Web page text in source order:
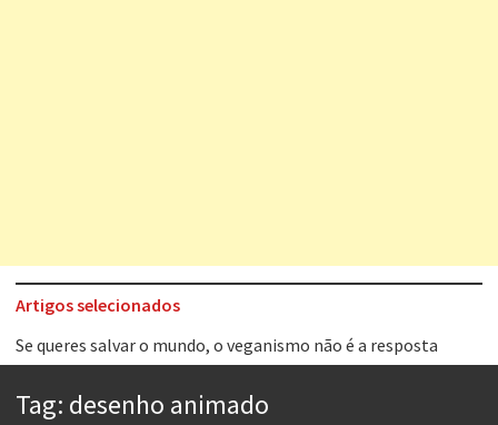
Artigos selecionados
Tem que filmar isso daí
Tag: desenho animado